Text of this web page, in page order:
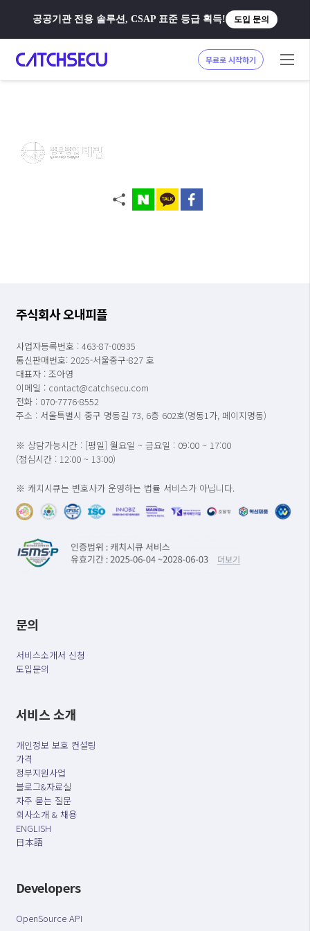
공공기관 전용 솔루션, CSAP 표준 등급 획득! 도입 문의
무료로 시작하기
주식회사 오내피플
사업자등록번호 : 463-87-00935
통신판매번호: 2025-서울중구-827 호
대표자 : 조아영
이메일 : contact@catchsecu.com
전화 : 070-7776-8552
주소 : 서울특별시 중구 명동길 73, 6층 602호(명동1가, 페이지명동)
※ 상담가능시간 : [평일] 월요일 ~ 금요일 : 09:00 ~ 17:00
(점심시간 : 12:00 ~ 13:00)
※ 캐치시큐는 변호사가 운영하는 법률 서비스가 아닙니다.
문의
서비스소개서 신청
도입문의
서비스 소개
개인정보 보호 컨설팅
가격
정부지원사업
블로그&자료실
자주 묻는 질문
회사소개 & 채용
ENGLISH
日本語
Developers
OpenSource API